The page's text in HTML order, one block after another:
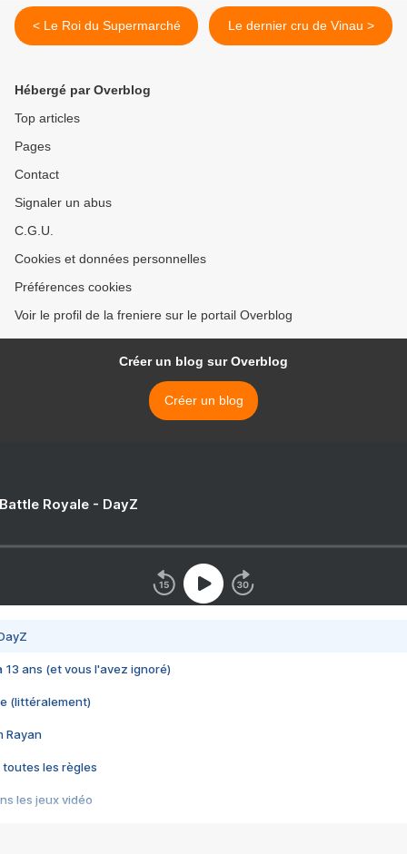
< Le Roi du Supermarché Le dernier cru de Vinau >
Hébergé par Overblog
Top articles
Pages
Contact
Signaler un abus
C.G.U.
Cookies et données personnelles
Préférences cookies
Voir le profil de la freniere sur le portail Overblog
Créer un blog sur Overblog
Créer un blog
Royale - DayZ
13 ans (et vous l'avez ignoré)
(littéralement)
Rayan
toutes les règles
les jeux vidéo